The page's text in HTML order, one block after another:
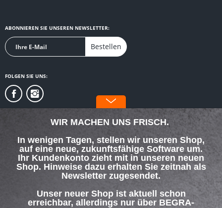
ABONNIEREN SIE UNSEREN NEWSLETTER:
Bestellen
FOLGEN SIE UNS:
WIR MACHEN UNS FRISCH.
In wenigen Tagen, stellen wir unseren Shop,
auf eine neue, zukunftsfähige Software um.
Ihr Kundenkonto zieht mit in unseren neuen
Shop. Hinweise dazu erhalten Sie zeitnah als
Newsletter zugesendet.
Unser neuer Shop ist aktuell schon
erreichbar, allerdings nur über BEGRA-
PROSTORE.COM
SERVICE HOTLINE
SHOP SERVICE
ZAHLUNG & VERSAND